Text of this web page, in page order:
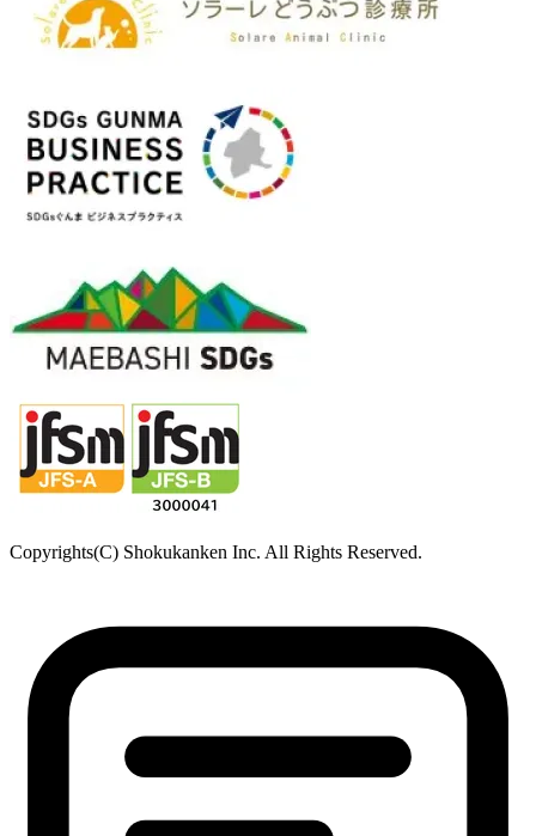
Copyrights(C) Shokukanken Inc. All Rights Reserved.